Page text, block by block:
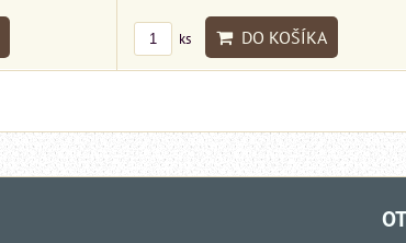
ks DO KOŠÍKA